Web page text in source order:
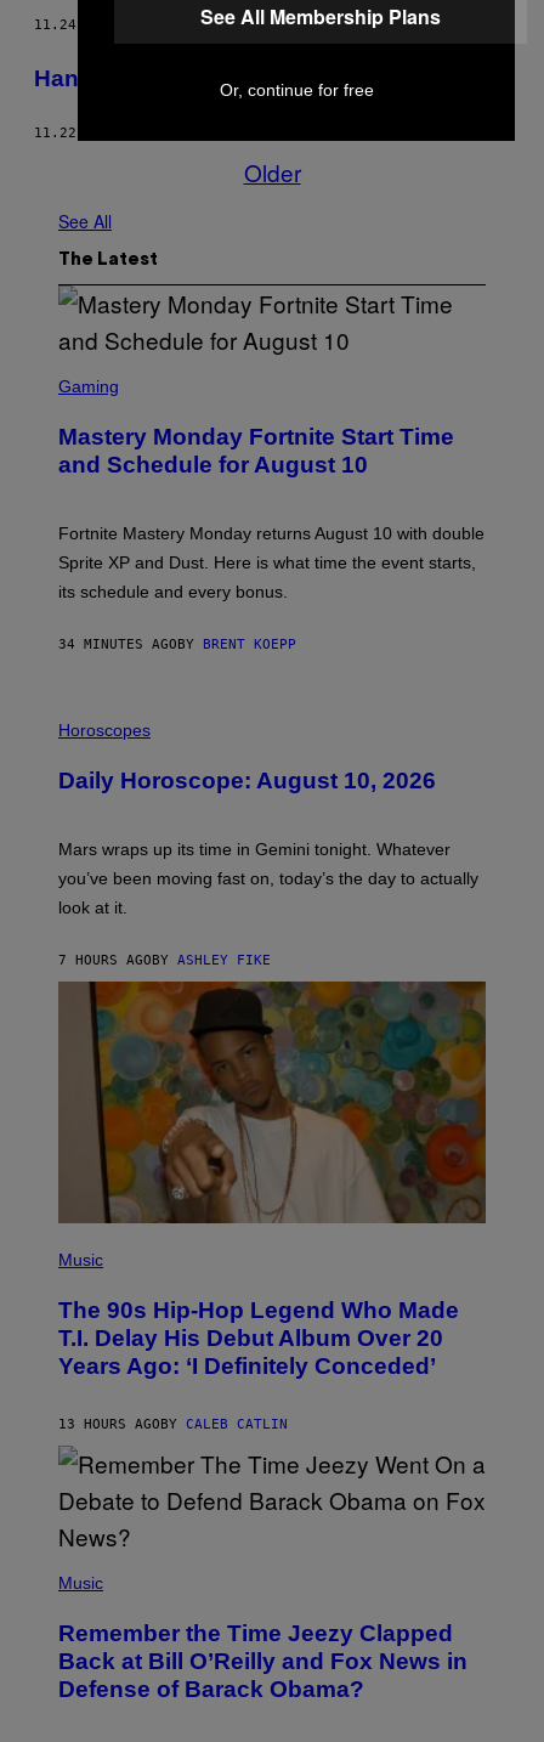
11.24.15 NATHAN A. THOMPSON
Hangover-News, 23. November 2015
11.22.15
Older
See All
The Latest
C
E
N
S
T
E
P
I
G
Gaming
Mastery Monday Fortnite Start Time
and Schedule for August 10
Fortnite Mastery Monday returns August 10 with double
Sprite XP and Dust. Here is what time the event starts,
its schedule and every bonus.
34 MINUTES AGO BY BRENT KOEPP
L
S
T
I
O
N
R
E
Horoscopes
Daily Horoscope: August 10, 2026
Mars wraps up its time in Gemini tonight. Whatever
you’ve been moving fast on, today’s the day to actually
look at it.
7 HOURS AGO BY ASHLEY FIKE
P
O
B
Y
H
N
N
U
N
E
/
R
E
M
Music
The 90s Hip-Hop Legend Who Made
T.I. Delay His Debut Album Over 20
Years Ago: ‘I Definitely Conceded’
13 HOURS AGOBY CALEB CATLIN
P
T
O
B
Y
Music
Remember the Time Jeezy Clapped
Back at Bill O’Reilly and Fox News in
Defense of Barack Obama?
See All Membership Plans
Or, continue for free